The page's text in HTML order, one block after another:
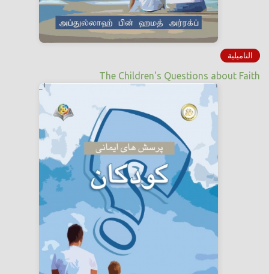
التاميلية
The Children's Questions about Faith